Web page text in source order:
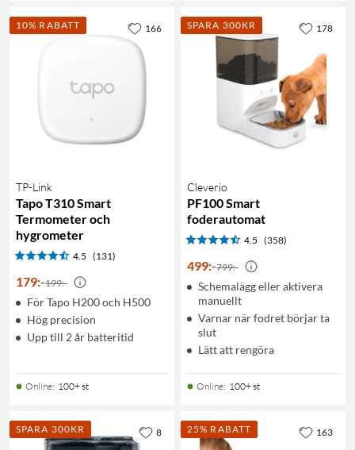
10% RABATT
TP-Link
Tapo T310 Smart
Termometer och
hygrometer
4.5 (131)
179:-199:-
För Tapo H200 och H500
Hög precision
Upp till 2 år batteritid
Online: 100+ st
166 SPARA 300KR
Cleverio
PF100 Smart
foderautomat
4.5 (358)
499:-799:-
Schemalägg eller aktivera
manuellt
Varnar när fodret börjar ta
slut
Lätt att rengöra
Online: 100+ st
178
SPARA 300KR 8 25% RABATT 163